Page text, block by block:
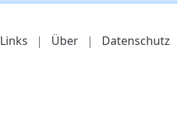
Links | Über | Datenschutz